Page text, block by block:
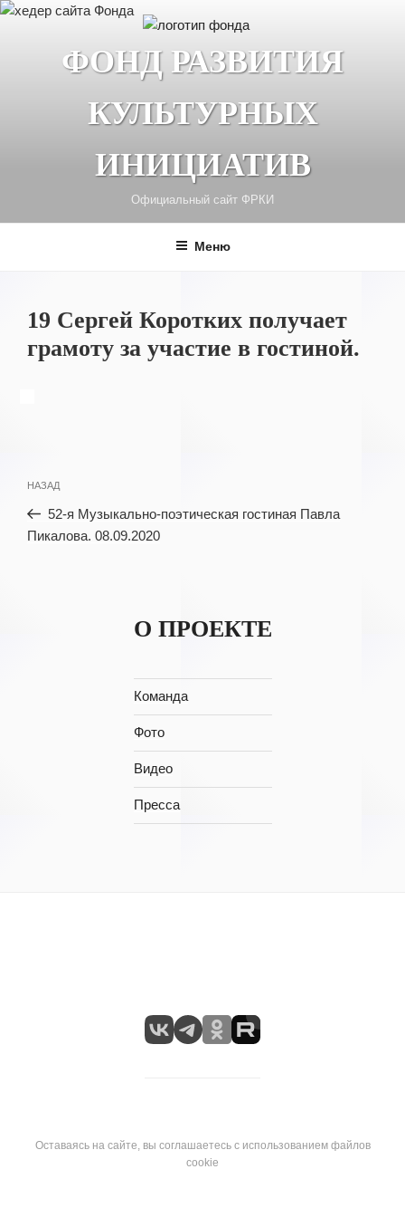
Перейти
содержимомуФОНД РАЗВИТИЯ
КУЛЬТУРНЫХ
ИНИЦИАТИВ
Официальный сайт ФРКИ
Меню
19 Сергей Коротких получает
грамоту за участие в гостиной.
Навигация
по
записям
Предыдущая
запись:
НАЗАД
52-я Музыкально-поэтическая гостиная Павла
Пикалова. 08.09.2020
О ПРОЕКТЕ
Команда
Фото
Видео
Пресса